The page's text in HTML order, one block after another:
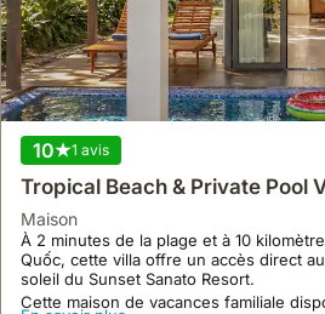
10 1 avis
Tropical Beach & Private Pool
maison
À 2 minutes de la plage et à 10
Quốc, cette villa offre un accès direct
soleil du Sunset Sanato Resort.
Cette maison de vacances familiale